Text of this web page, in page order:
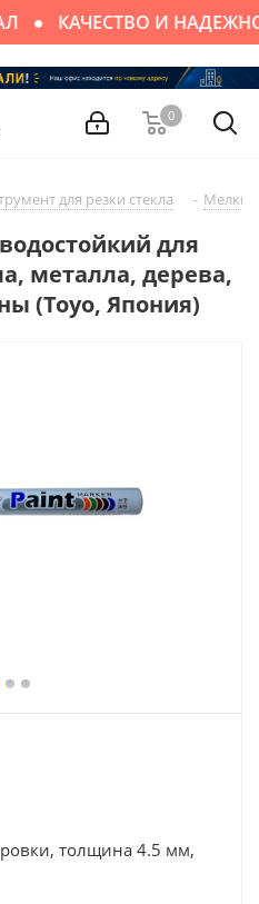
КАЧЕСТВО И
0
для резки стекла - Мелки,
для
металла, дерева,
(Toyo, Япония)
толщина 4.5 мм,